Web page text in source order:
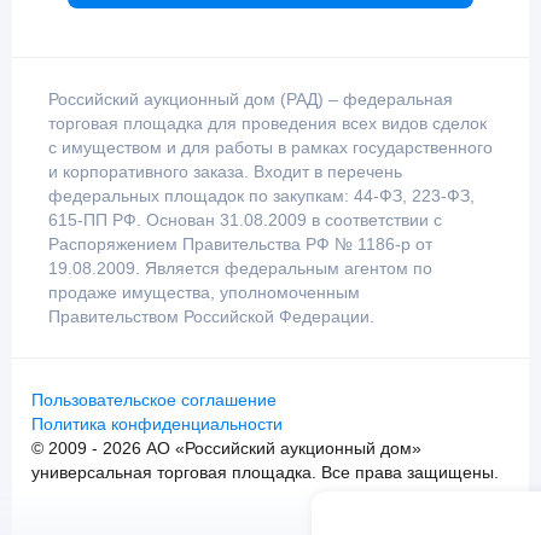
Российский аукционный дом (РАД) – федеральная
торговая площадка для проведения всех видов сделок
с имуществом и для работы в рамках государственного
и корпоративного заказа. Входит в перечень
федеральных площадок по закупкам: 44-ФЗ, 223-ФЗ,
615-ПП РФ. Основан 31.08.2009 в соответствии с
Распоряжением Правительства РФ № 1186-р от
19.08.2009. Является федеральным агентом по
продаже имущества, уполномоченным
Правительством Российской Федерации.
Пользовательское соглашение
Политика конфиденциальности
© 2009 - 2026 АО «Российский аукционный дом»
универсальная торговая площадка. Все права защищены.